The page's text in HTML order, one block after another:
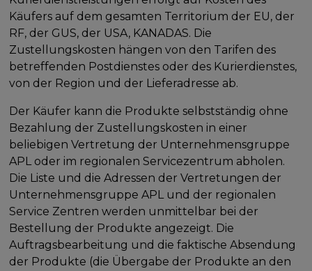
Käufers auf dem gesamten Territorium der EU, der
RF, der GUS, der USA, KANADAS. Die
Zustellungskosten hängen von den Tarifen des
betreffenden Postdienstes oder des Kurierdienstes,
von der Region und der Lieferadresse ab.
Der Käufer kann die Produkte selbstständig ohne
Bezahlung der Zustellungskosten in einer
beliebigen Vertretung der Unternehmensgruppe
APL oder im regionalen Servicezentrum abholen.
Die Liste und die Adressen der Vertretungen der
Unternehmensgruppe APL und der regionalen
Service Zentren werden unmittelbar bei der
Bestellung der Produkte angezeigt. Die
Auftragsbearbeitung und die faktische Absendung
der Produkte (die Übergabe der Produkte an den